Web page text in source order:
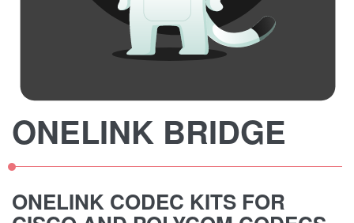
ONELINK BRIDGE
ONELINK CODEC KITS FOR